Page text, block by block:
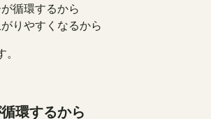
循環するから
りやすくなるから
環するから